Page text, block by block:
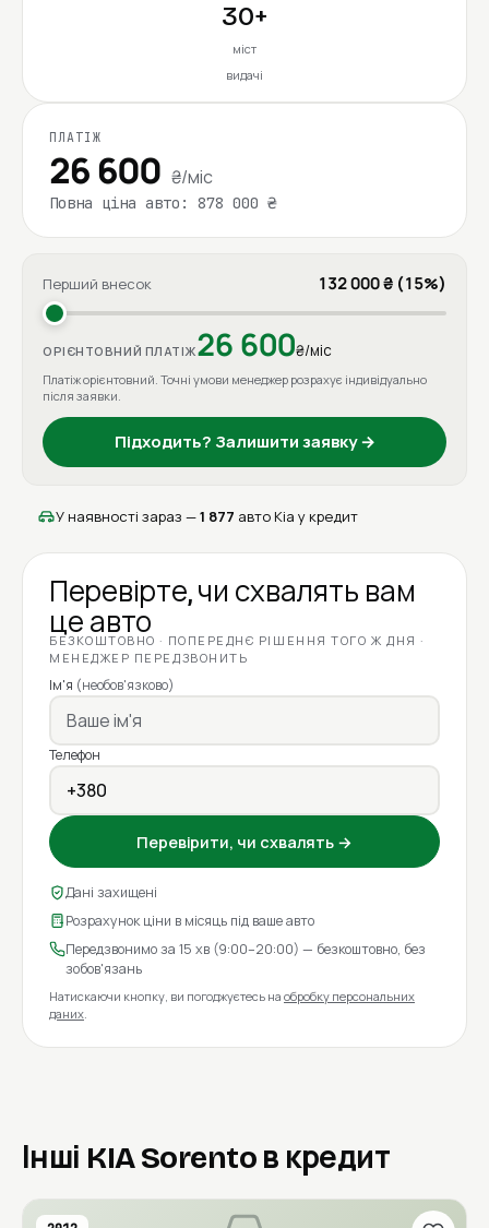
30+
міст
видачі
ПЛАТІЖ
26 600 ₴/міс
Повна ціна авто: 878 000 ₴
Перший внесок 132 000 ₴ (15%)
ОРІЄНТОВНИЙ ПЛАТІЖ26 600₴/міс
Платіж орієнтовний. Точні умови менеджер розрахує індивідуально
після заявки.
Підходить? Залишити заявку →
У наявності зараз —1 877 авто Kia у кредит
Перевірте, чи схвалять вам
це авто
БЕЗКОШТОВНО · ПОПЕРЕДНЄ РІШЕННЯ ТОГО Ж ДНЯ ·
МЕНЕДЖЕР ПЕРЕДЗВОНИТЬ
Ім'я (необов'язково)
Телефон
Перевірити, чи схвалять →
Дані захищені
Розрахунок ціни в місяць під ваше авто
Передзвонимо за 15 хв (9:00–20:00) — безкоштовно, без
зобов'язань
Натискаючи кнопку, ви погоджуєтесь на обробку персональних
даних.
Інші KIA Sorento в кредит